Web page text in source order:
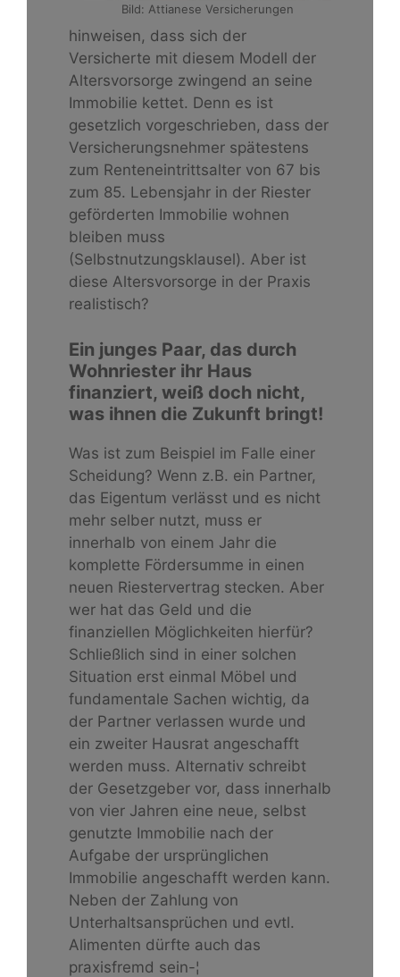
Bild: Attianese Versicherungen
hinweisen, dass sich der
Versicherte mit diesem Modell der
Altersvorsorge zwingend an seine
Immobilie kettet. Denn es ist
gesetzlich vorgeschrieben, dass der
Versicherungsnehmer spätestens
zum Renteneintrittsalter von 67 bis
zum 85. Lebensjahr in der Riester
geförderten Immobilie wohnen
bleiben muss
(Selbstnutzungsklausel). Aber ist
diese Altersvorsorge in der Praxis
realistisch?
Ein junges Paar, das durch
Wohnriester ihr Haus
finanziert, weiß doch nicht,
was ihnen die Zukunft bringt!
Was ist zum Beispiel im Falle einer
Scheidung? Wenn z.B. ein Partner,
das Eigentum verlässt und es nicht
mehr selber nutzt, muss er
innerhalb von einem Jahr die
komplette Fördersumme in einen
neuen Riestervertrag stecken. Aber
wer hat das Geld und die
finanziellen Möglichkeiten hierfür?
Schließlich sind in einer solchen
Situation erst einmal Möbel und
fundamentale Sachen wichtig, da
der Partner verlassen wurde und
ein zweiter Hausrat angeschafft
werden muss. Alternativ schreibt
der Gesetzgeber vor, dass innerhalb
von vier Jahren eine neue, selbst
genutzte Immobilie nach der
Aufgabe der ursprünglichen
Immobilie angeschafft werden kann.
Neben der Zahlung von
Unterhaltsansprüchen und evtl.
Alimenten dürfte auch das
praxisfremd sein-¦